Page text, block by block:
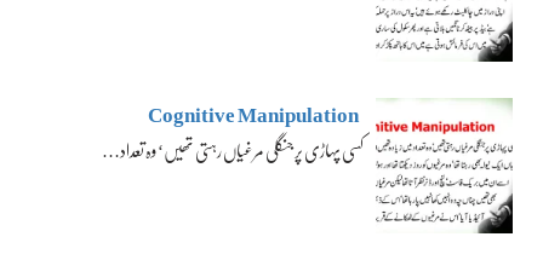
Cognitive Manipulation
کسی پہاڑی پر جنگلی مرغیاں رہتی تھیں‘ وہ تعداد…